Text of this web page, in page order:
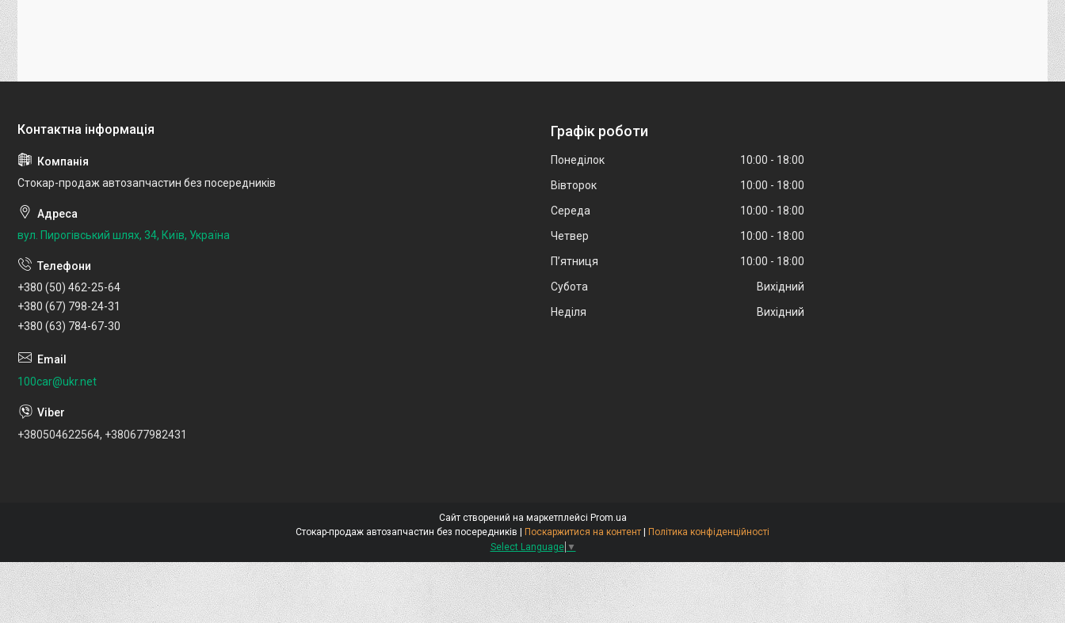
Стокар-продаж автозапчастин без посередників
вул. Пирогівський шлях, 34, Київ, Україна
+380 (50) 462-25-64
+380 (67) 798-24-31
+380 (63) 784-67-30
100car@ukr.net
+380504622564, +380677982431
Графік роботи
Понеділок 10:00
18:00
Вівторок
10:00
18:00
Середа
10:00
18:00
Четвер
10:00
18:00
Пʼятниця
10:00
18:00
Субота
Вихідний
Неділя
Вихідний
Сайт створений на маркетплейсі Prom.ua
Поскаржитися на контент
Політика конфіденційності
Select Language ▼